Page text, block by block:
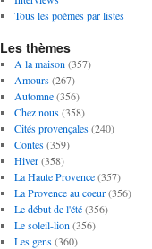
Tous les poèmes par listes
Les thèmes
A la maison (357)
Amours(267)
Automne(356)
Chez nous(358)
Cités provençales(240)
Contes(359)
Hiver(358)
La Haute Provence(357)
La Provence au coeur(356)
Le début de l'été(356)
Le soleil-lion (356)
Les gens(360)